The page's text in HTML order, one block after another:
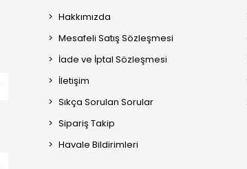
Hakkımızda
Mesafeli Satış Sözleşmesi
İade ve İptal Sözleşmesi
İletişim
Sıkça Sorulan Sorular
Sipariş Takip
Havale Bildirimleri